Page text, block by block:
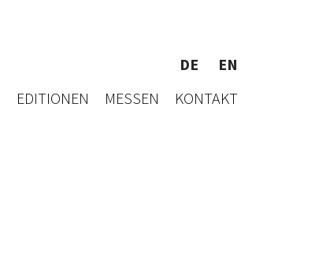
DE
EN
EDITIONEN MESSEN KONTAKT